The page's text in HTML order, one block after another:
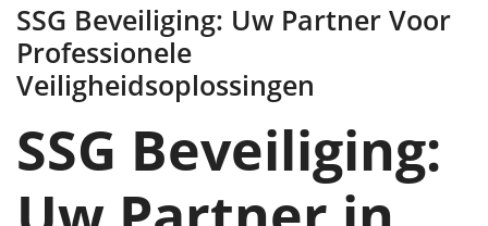
SSG Beveiliging: Uw Partner Voor
Professionele
Veiligheidsoplossingen
SSG Beveiliging: